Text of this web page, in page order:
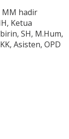
MM hadir
Ketua
SH, M.Hum,
Asisten, OPD